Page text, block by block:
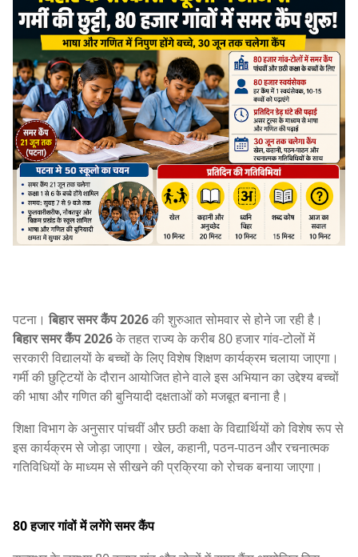
पटना।बिहार समर कैंप 2026की शुरुआत सोमवार से होने जा रही है।
बिहार समर कैंप 2026के तहत राज्य के करीब 80 हजार गांव-टोलों में
सरकारी विद्यालयों के बच्चों के लिए विशेष शिक्षण कार्यक्रम चलाया जाएगा।
गर्मी की छुट्टियों के दौरान आयोजित होने वाले इस अभियान का उद्देश्य बच्चों
की भाषा और गणित की बुनियादी दक्षताओं को मजबूत बनाना है।
शिक्षा विभाग के अनुसार पांचवीं और छठी कक्षा के विद्यार्थियों को विशेष रूप से
इस कार्यक्रम से जोड़ा जाएगा। खेल, कहानी, पठन-पाठन और रचनात्मक
गतिविधियों के माध्यम से सीखने की प्रक्रिया को रोचक बनाया जाएगा।
80 हजार गांवों में लगेंगे समर कैंप